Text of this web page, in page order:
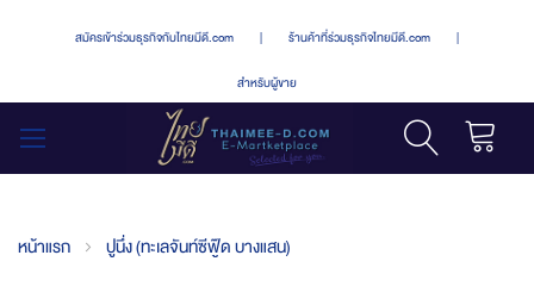
สมัครเข้าร่วมธุรกิจกับไทยมีดี.com | ร้านค้าที่ร่วมธุรกิจไทยมีดี.com |
สำหรับผู้ขาย
หน้าแรก ปูนึ่ง (ทะเลจันท์ซีฟู๊ด บางแสน)